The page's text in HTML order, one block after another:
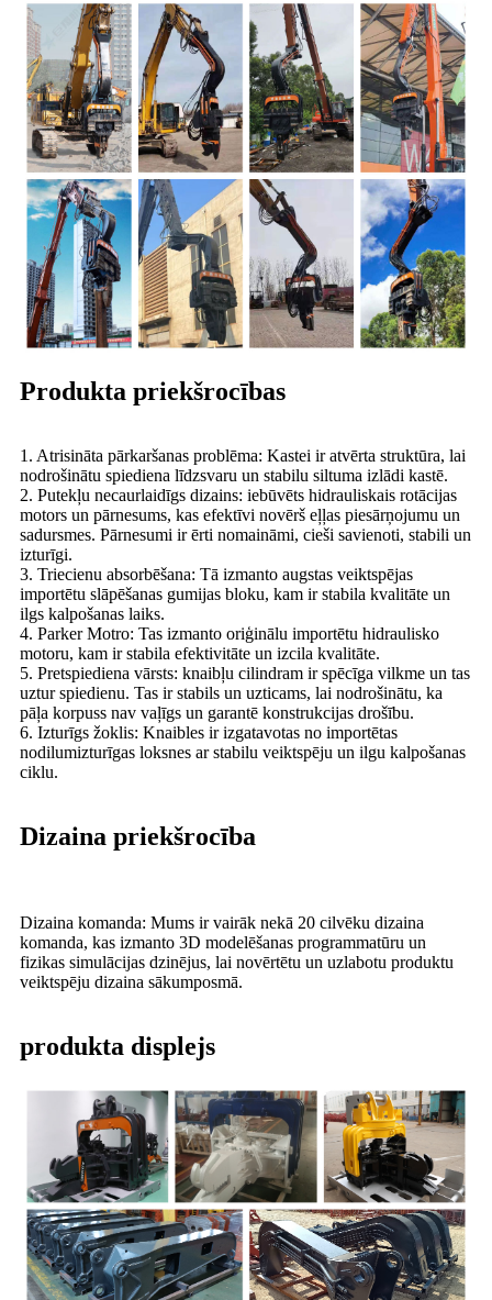
Produkta priekšrocības
1. Atrisināta pārkaršanas problēma: Kastei ir atvērta struktūra, lai
nodrošinātu spiediena līdzsvaru un stabilu siltuma izlādi kastē.
2. Putekļu necaurlaidīgs dizains: iebūvēts hidrauliskais rotācijas
motors un pārnesums, kas efektīvi novērš eļļas piesārņojumu un
sadursmes. Pārnesumi ir ērti nomaināmi, cieši savienoti, stabili un
izturīgi.
3. Triecienu absorbēšana: Tā izmanto augstas veiktspējas
importētu slāpēšanas gumijas bloku, kam ir stabila kvalitāte un
ilgs kalpošanas laiks.
4. Parker Motro: Tas izmanto oriģinālu importētu hidraulisko
motoru, kam ir stabila efektivitāte un izcila kvalitāte.
5. Pretspiediena vārsts: knaibļu cilindram ir spēcīga vilkme un tas
uztur spiedienu. Tas ir stabils un uzticams, lai nodrošinātu, ka
pāļa korpuss nav vaļīgs un garantē konstrukcijas drošību.
6. Izturīgs žoklis: Knaibles ir izgatavotas no importētas
nodilumizturīgas loksnes ar stabilu veiktspēju un ilgu kalpošanas
ciklu.
Dizaina priekšrocība
Dizaina komanda: Mums ir vairāk nekā 20 cilvēku dizaina
komanda, kas izmanto 3D modelēšanas programmatūru un
fizikas simulācijas dzinējus, lai novērtētu un uzlabotu produktu
veiktspēju dizaina sākumposmā.
produkta displejs